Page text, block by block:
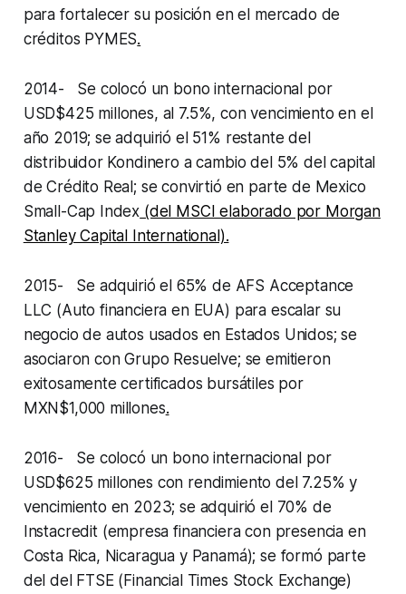
para fortalecer su posición en el mercado de
créditos PYMES.
2014- Se colocó un bono internacional por
USD$425 millones, al 7.5%, con vencimiento en el
año 2019; se adquirió el 51% restante del
distribuidor Kondinero a cambio del 5% del capital
de Crédito Real; se convirtió en parte de Mexico
Small-Cap Index (del MSCI elaborado por Morgan
Stanley Capital International).
2015- Se adquirió el 65% de AFS Acceptance
LLC (Auto financiera en EUA) para escalar su
negocio de autos usados en Estados Unidos; se
asociaron con Grupo Resuelve; se emitieron
exitosamente certificados bursátiles por
MXN$1,000 millones.
2016- Se colocó un bono internacional por
USD$625 millones con rendimiento del 7.25% y
vencimiento en 2023; se adquirió el 70% de
Instacredit(empresa financiera con presencia en
Costa Rica, Nicaragua y Panamá); se formó parte
del del FTSE (Financial Times Stock Exchange)